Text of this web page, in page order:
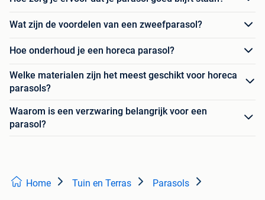
Wat zijn de voordelen van een zweefparasol?
Hoe onderhoud je een horeca parasol?
Welke materialen zijn het meest geschikt voor horeca
parasols?
Waarom is een verzwaring belangrijk voor een
parasol?
Home Tuin en Terras Parasols